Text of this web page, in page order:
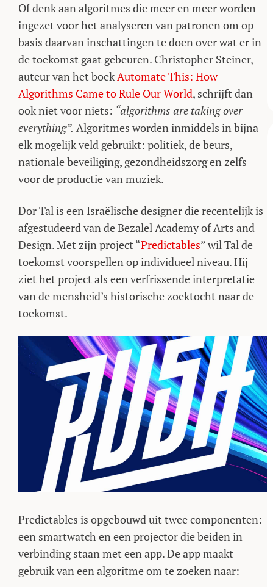
Of denk aan algoritmes die meer en meer worden
ingezet voor het analyseren van patronen om op
basis daarvan inschattingen te doen over wat er in
de toekomst gaat gebeuren. Christopher Steiner,
auteur van het boekAutomate This: How
Algorithms Came to Rule Our World, schrijft dan
ook niet voor niets: “algorithms are taking over
everything”. Algoritmes worden inmiddels in bijna
elk mogelijk veld gebruikt: politiek, de beurs,
nationale beveiliging, gezondheidszorg en zelfs
voor de productie van muziek.
Dor Tal is een Israëlische designer die recentelijk is
afgestudeerd van de Bezalel Academy of Arts and
Design. Met zijn project “Predictables” wil Tal de
toekomst voorspellen op individueel niveau. Hij
ziet het project als een verfrissende interpretatie
van de mensheid’s historische zoektocht naar de
toekomst.
Predictables is opgebouwd uit twee componenten:
een smartwatch en een projector die beiden in
verbinding staan met een app. De app maakt
gebruik van een algoritme om te zoeken naar: